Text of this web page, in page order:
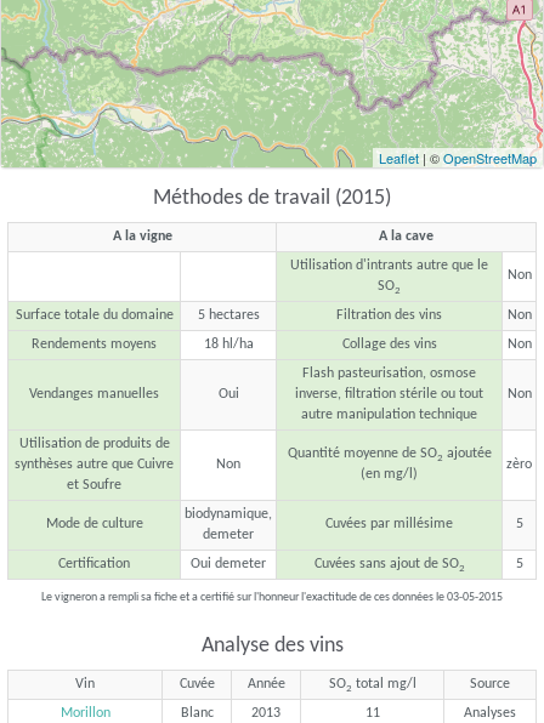
Leaflet | ©OpenStreetMap
Méthodes de travail (2015)
A la vigne
A la cave
Utilisation d'intrants autre que le
SO2
Non
Surface totale du domaine 5 hectares Filtration des vins
Non
Rendements moyens
18 hl/ha Collage des vins Non
Vendanges manuelles Oui
Flash pasteurisation, osmose
inverse, filtration stérile ou tout
autre manipulation technique
Non
Utilisation de produits de
synthèses autre que Cuivre
et Soufre
Non
Quantité moyenne de SO2 ajoutée
(en mg/l)
zèro
Mode de culture
biodynamique,
demeter
Cuvées par millésime 5
Certification Oui demeter Cuvées sans ajout de SO2 5
Le vigneron a rempli sa fiche et a certifié sur l'honneur l'exactitude de ces données le 03-05-2015
Analyse des vins
Vin Cuvée Année SO2 total mg/l
Source
Morillon
Blanc 2013 11
Analyses